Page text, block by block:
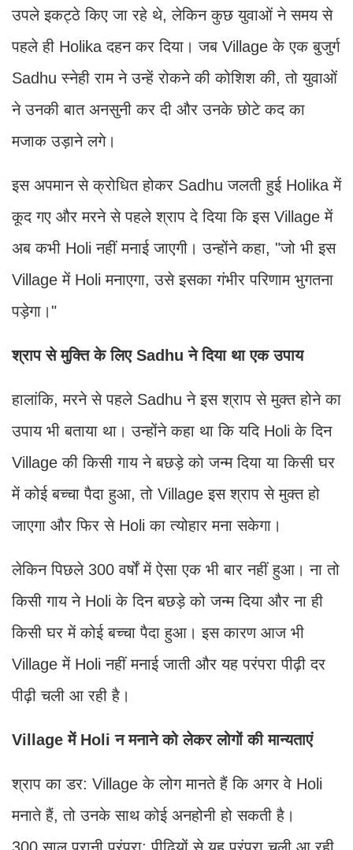
उपले इकट्ठे किए जा रहे थे, लेकिन कुछ युवाओं ने समय से
पहले ही Holika दहन कर दिया। जब Village के एक बुजुर्ग
Sadhu स्नेही राम ने उन्हें रोकने की कोशिश की, तो युवाओं
ने उनकी बात अनसुनी कर दी और उनके छोटे कद का
मजाक उड़ाने लगे।
इस अपमान से क्रोधित होकर Sadhu जलती हुई Holika में
कूद गए और मरने से पहले श्राप दे दिया कि इस Village में
अब कभी Holi नहीं मनाई जाएगी। उन्होंने कहा, "जो भी इस
Village में Holi मनाएगा, उसे इसका गंभीर परिणाम भुगतना
पड़ेगा।"
श्राप से मुक्ति के लिए Sadhu ने दिया था एक उपाय
हालांकि, मरने से पहले Sadhu ने इस श्राप से मुक्त होने का
उपाय भी बताया था। उन्होंने कहा था कि यदि Holi के दिन
Village की किसी गाय ने बछड़े को जन्म दिया या किसी घर
में कोई बच्चा पैदा हुआ, तो Village इस श्राप से मुक्त हो
जाएगा और फिर से Holi का त्योहार मना सकेगा।
लेकिन पिछले 300 वर्षों में ऐसा एक भी बार नहीं हुआ। ना तो
किसी गाय ने Holi के दिन बछड़े को जन्म दिया और ना ही
किसी घर में कोई बच्चा पैदा हुआ। इस कारण आज भी
Village में Holi नहीं मनाई जाती और यह परंपरा पीढ़ी दर
पीढ़ी चली आ रही है।
Village में Holi न मनाने को लेकर लोगों की मान्यताएं
श्राप का डर: Village के लोग मानते हैं कि अगर वे Holi
मनाते हैं, तो उनके साथ कोई अनहोनी हो सकती है।